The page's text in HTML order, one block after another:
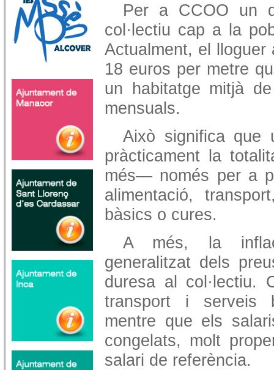
Per a CCOO un
col·lectiu cap a la
Actualment, el
18 euros per metre
un habitatge mitjà
mensuals.
Això significa que
pràcticament la
més— només per a
alimentació,
bàsics o cures.
A més, la
generalitzat dels
duresa al col·lectiu.
transport i serveis
mentre que els
congelats, molt
salari de referència.